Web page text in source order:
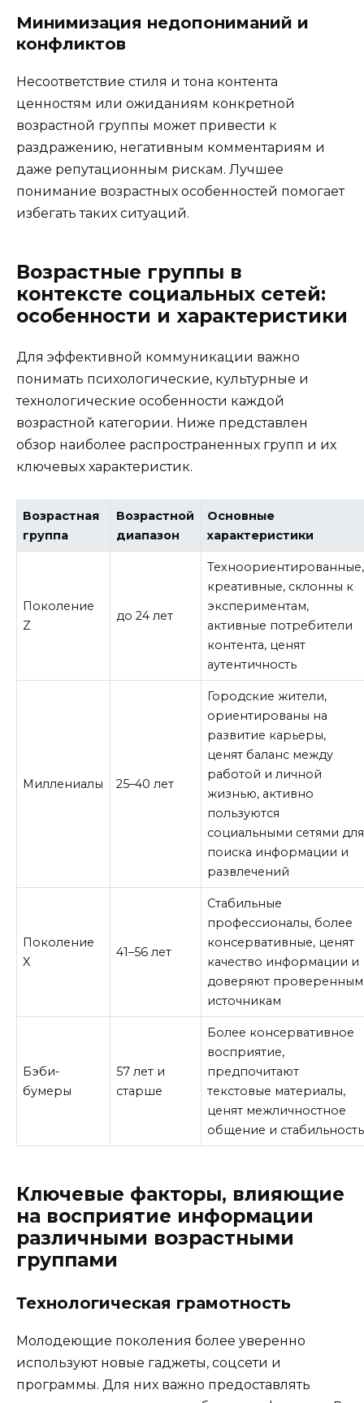
Минимизация недопониманий и
конфликтов
Несоответствие стиля и тона контента
ценностям или ожиданиям конкретной
возрастной группы может привести к
раздражению, негативным комментариям и
даже репутационным рискам. Лучшее
понимание возрастных особенностей помогает
избегать таких ситуаций.
Возрастные группы в
контексте социальных сетей:
особенности и характеристики
Для эффективной коммуникации важно
понимать психологические, культурные и
технологические особенности каждой
возрастной категории. Ниже представлен
обзор наиболее распространенных групп и их
ключевых характеристик.
Возрастная
группа
Возрастной
диапазон
Основные
характеристики
Поколение
Z
до 24 лет
Техноориентированные,
креативные, склонны к
экспериментам,
активные потребители
контента, ценят
аутентичность
Миллениалы 25–40 лет
Городские жители,
ориентированы на
развитие карьеры,
ценят баланс между
работой и личной
жизнью, активно
пользуются
социальными сетями для
поиска информации и
развлечений
Поколение
X
41–56 лет
Стабильные
профессионалы, более
консервативные, ценят
качество информации и
доверяют проверенным
источникам
Бэби-
бумеры
57 лет и
старше
Более консервативное
восприятие,
предпочитают
текстовые материалы,
ценят межличностное
общение и стабильность
Ключевые факторы, влияющие
на восприятие информации
различными возрастными
группами
Технологическая грамотность
Молодеющие поколения более уверенно
используют новые гаджеты, соцсети и
программы. Для них важно предоставлять